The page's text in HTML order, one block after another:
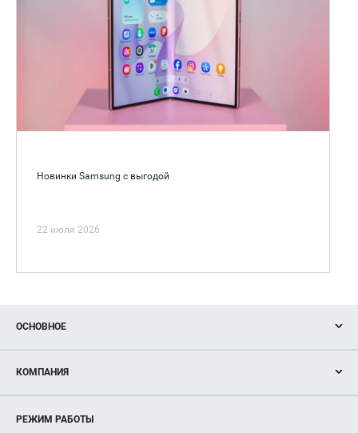
Новинки Samsung с выгодой
22 июля 2026
ОСНОВНОЕ
Новости
Магазины
Услуги
КОМПАНИЯ
Рекламодателям
РЕЖИМ РАБОТЫ